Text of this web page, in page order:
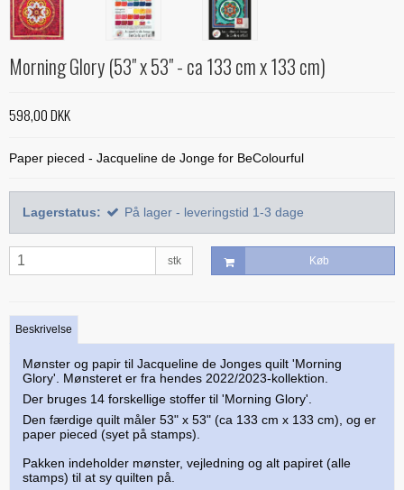
Stof efter farve
Treasure Håndquiltetråd
Glitter 'hologram'tråd
Diverse tråde
Indlægsstoffer
Polyester mellemfoer
Alle bøger
Bøger med 'Jelly Rolls'
Julebøger
Quiltning
Mønstre
Alle mønstre
Applikation
BeColourful - Jacqueline de Jonge
Mønstre fra Sew Kind of Wonderful
Skabeloner og linealer
Alle skabeloner og linealer
Buede former
Linealer
Marti Michell skabeloner
Phillips Fiber Art
Quilting
Bøger om quiltning
Fortrykte quilttoppe
Taskemønstre og -tilbehør
Taskemønstre
Hardware - taskespænder
Mesh og fold-over elastik
Indlægsstoffer og mellemfoer til tasker
Øvrigt tilbehør til tasker
Materialer til masker/mundbind
Morning Glory (53" x 53" - ca 133 cm x 133 cm)
598,00 DKK
Paper pieced - Jacqueline de Jonge for BeColourful
Lagerstatus: På lager - leveringstid 1-3 dage
stk Køb
Beskrivelse
Mønster og papir til Jacqueline de Jonges quilt 'Morning
Glory'. Mønsteret er fra hendes 2022/2023-kollektion.
Der bruges 14 forskellige stoffer til 'Morning Glory'.
Den færdige quilt måler 53" x 53" (ca 133 cm x 133 cm), og er
paper pieced (syet på stamps).
Pakken indeholder mønster, vejledning og alt papiret (alle
stamps) til at sy quilten på.